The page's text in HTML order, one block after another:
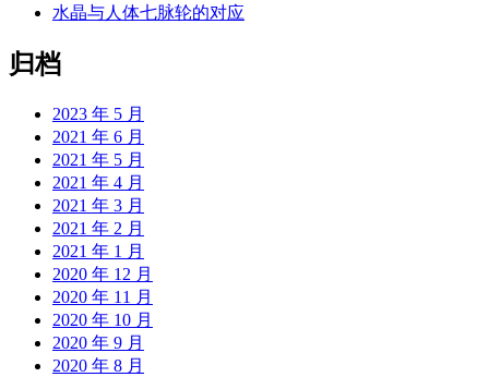
水晶与人体七脉轮的对应
归档
2023 年 5 月
2021 年 6 月
2021 年 5 月
2021 年 4 月
2021 年 3 月
2021 年 2 月
2021 年 1 月
2020 年 12 月
2020 年 11 月
2020 年 10 月
2020 年 9 月
2020 年 8 月